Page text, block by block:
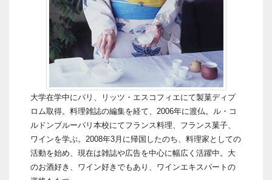
大学在学中にパリ、リッツ・エスコフィエにて製菓ディプ
ロム取得。料理雑誌の編集を経て、2006年に渡仏。ル・コ
ルドンブルーパリ本校にてフランス料理、フランス菓子、
ワインを学ぶ。2008年3月に帰国したのち、料理家としての
活動を始め、現在は雑誌や広告を中心に幅広く活躍中。大
のお酒好き、ワイン好きでもあり、ワインエキスパートの